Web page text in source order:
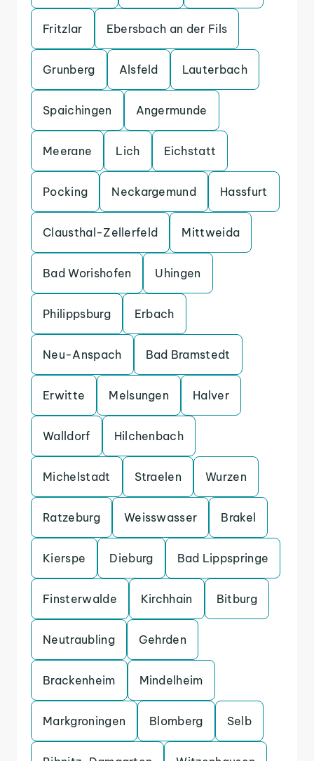
Fritzlar Ebersbach an der Fils
Grunberg Alsfeld Lauterbach
Spaichingen Angermunde
Meerane Lich Eichstatt
Pocking Neckargemund Hassfurt
Clausthal-Zellerfeld Mittweida
Bad Worishofen Uhingen
Philippsburg Erbach
Neu-Anspach Bad Bramstedt
Erwitte Melsungen Halver
Walldorf Hilchenbach
Michelstadt Straelen Wurzen
Ratzeburg Weisswasser Brakel
Kierspe Dieburg Bad Lippspringe
Finsterwalde Kirchhain Bitburg
Neutraubling Gehrden
Brackenheim Mindelheim
Markgroningen Blomberg Selb